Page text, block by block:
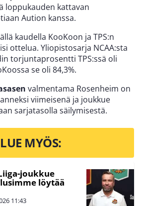
loppukauden kattavan
Aution kanssa.
kaudella KooKoon ja TPS:n
ottelua. Yliopistosarja NCAA:sta
torjuntaprosentti TPS:ssä oli
se oli 84,3%.
valmentama Rosenheim on
viimeisenä ja joukkue
sarjatasolla säilymisestä.
LUE MYÖS:
joukkue
löytää
11:43